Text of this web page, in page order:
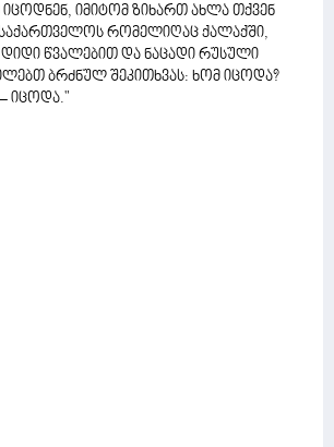
იმიტომ ზიხართ ახლა თქვენ
რომელიღაც ქალაქში,
წვალებით და ნაცადი რუსული
ბრძნულ შეკითხვას: ხომ იცოდა?
იცოდა."